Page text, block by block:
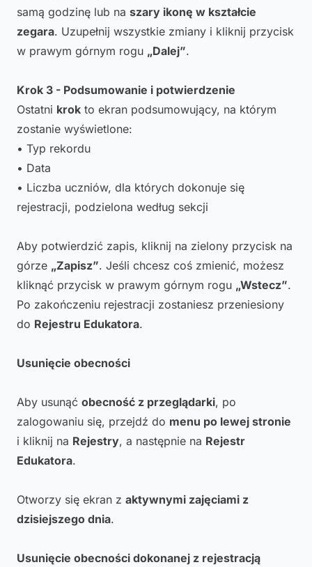
samą godzinę lub na szary ikonę w kształcie
zegara. Uzupełnij wszystkie zmiany i kliknij przycisk
w prawym górnym rogu „Dalej”.
Krok 3 - Podsumowanie i potwierdzenie
Ostatni krok to ekran podsumowujący, na którym
zostanie wyświetlone:
• Typ rekordu
• Data
• Liczba uczniów, dla których dokonuje się
rejestracji, podzielona według sekcji
Aby potwierdzić zapis, kliknij na zielony przycisk na
górze „Zapisz”. Jeśli chcesz coś zmienić, możesz
kliknąć przycisk w prawym górnym rogu „Wstecz”.
Po zakończeniu rejestracji zostaniesz przeniesiony
do Rejestru Edukatora.
Usunięcie obecności
Aby usunąć obecność z przeglądarki, po
zalogowaniu się, przejdź do menu po lewej stronie
i kliknij na Rejestry, a następnie na Rejestr
Edukatora.
Otworzy się ekran z aktywnymi zajęciami z
dzisiejszego dnia.
Usunięcie obecności dokonanej z rejestracją